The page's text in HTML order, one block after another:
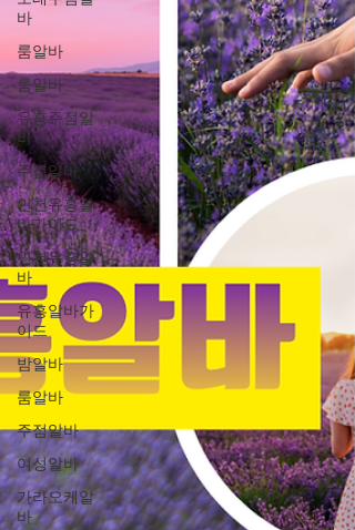
바
룸알바
룸알바
유흥주점알
바
주점알바
인천유흥알
바가이드
인천유흥알
바
유흥알바가
이드
밤알바
룸알바
주점알바
여성알바
가라오케알
바